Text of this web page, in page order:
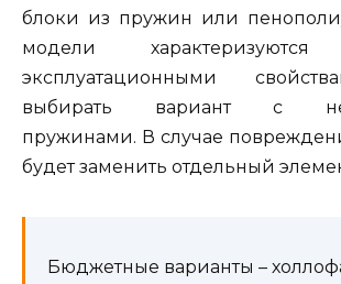
блоки из пружин или
модели характеризуются
эксплуатационными
выбирать вариант с
пружинами. В случае
будет заменить отдельный
Бюджетные варианты –